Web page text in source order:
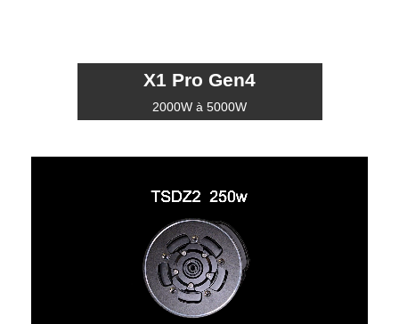
X1 Pro Gen4
2000W à 5000W